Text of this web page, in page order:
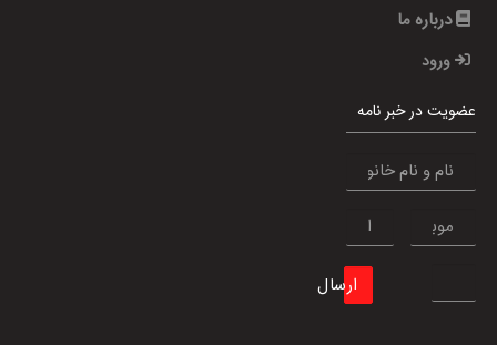
درباره ما
ورود
عضویت در خبر نامه
ارسال